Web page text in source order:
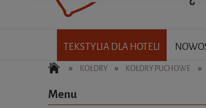
TEKSTYLIA DLA HOTELI
» KOŁDRY » KOŁDRY PUCHOWE »
Menu